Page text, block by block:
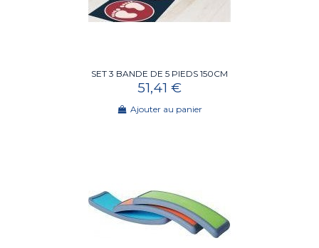
SET 3 BANDE DE 5 PIEDS 150CM
51,41 €
Ajouter au panier